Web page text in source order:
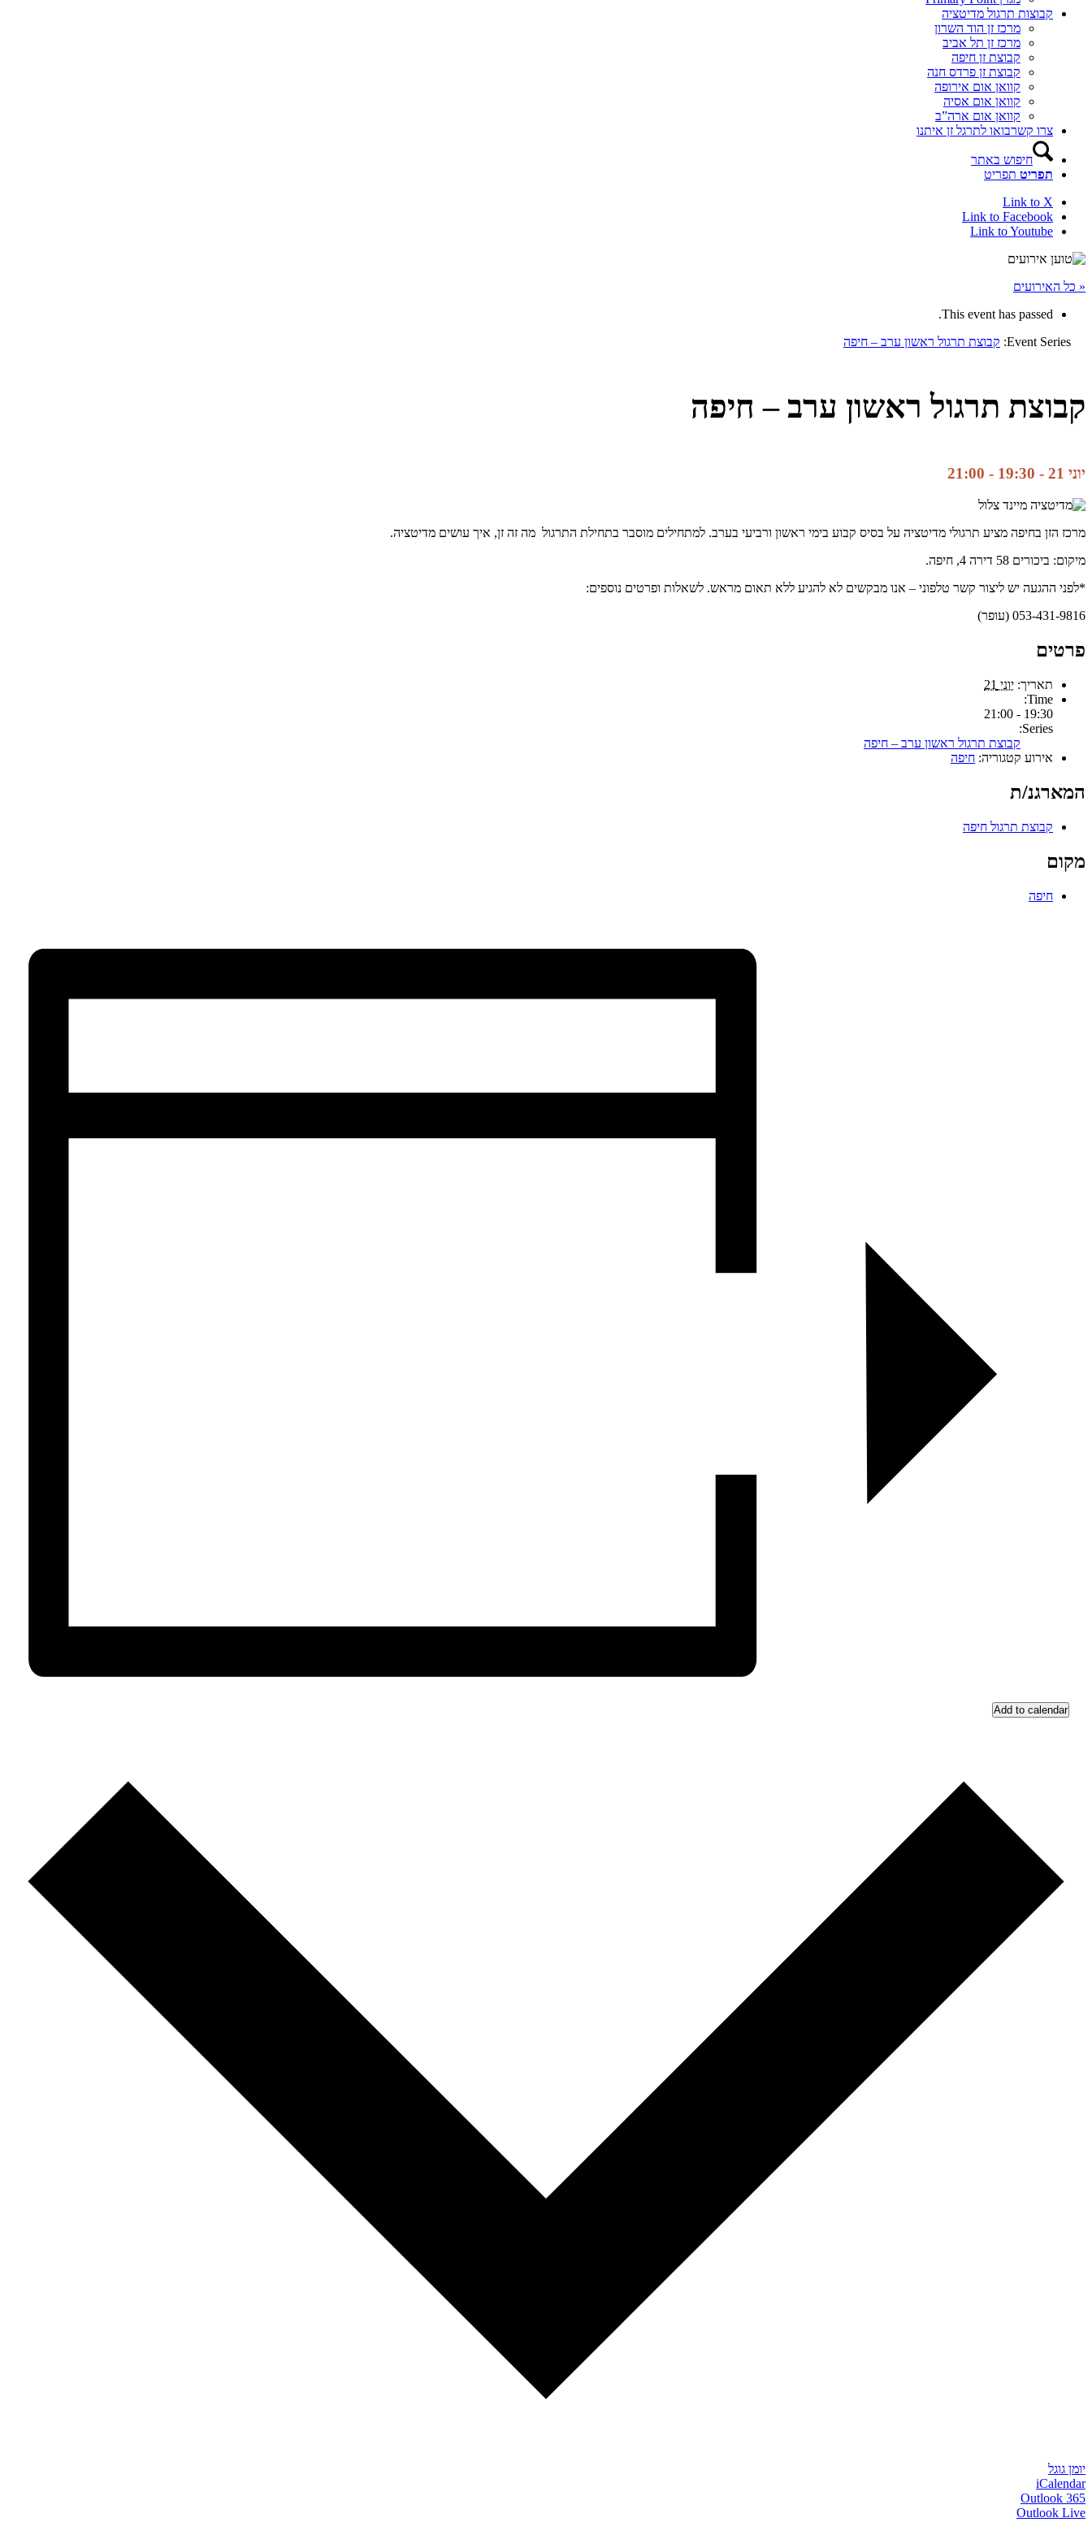
קבוצות תרגול מדיטציה
מרכז זן הוד השרון
מרכז זן תל אביב
קבוצת זן חיפה
קבוצת זן פרדס חנה
קוואן אום אירופה
קוואן אום אסיה
קוואן אום ארה”ב
צרו קשרבואו לתרגל זן איתנו
חיפוש באתר
תפריט תפריט
Link to X
Link to Facebook
Link to Youtube
« כל האירועים
This event has passed.
Event Series: קבוצת תרגול ראשון ערב – חיפה
קבוצת תרגול ראשון ערב – חיפה
יוני 21 - 19:30 -
21:00
מרכז הזן בחיפה מציע תרגולי מדיטציה על בסיס קבוע בימי ראשון ורביעי בערב. למתחילים מוסבר בתחילת התרגול מה זה זן, איך עושים מדיטציה.
מיקום: ביכורים 58 דירה 4, חיפה.
*לפני ההגעה יש ליצור קשר טלפוני – אנו מבקשים לא להגיע ללא תאום מראש. לשאלות ופרטים נוספים:
053-431-9816 (עופר)
פרטים
תאריך: יוני 21
Time:
19:30 - 21:00
Series:
קבוצת תרגול ראשון ערב – חיפה
אירוע קטגוריה: חיפה
המארגנ/ת
קבוצת תרגול חיפה
מקום
חיפה
Add to calendar
יומן גוגל
iCalendar
Outlook 365
Outlook Live